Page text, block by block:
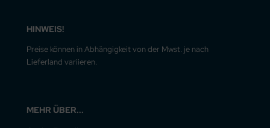
HINWEIS!
Preise können in Abhängigkeit von der Mwst. je nach
Lieferland variieren.
MEHR ÜBER...